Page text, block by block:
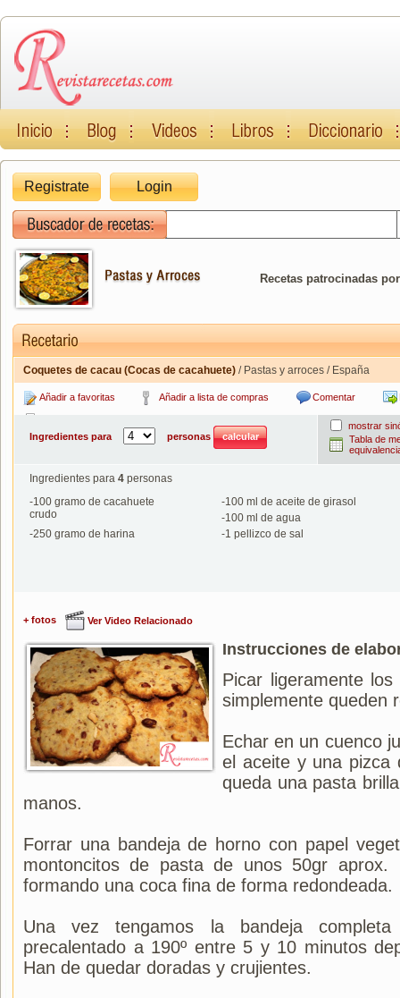
Registrate Login
Recetas patrocinadas
Coquetes de cacau (Cocas de cacahuete) / Pastas y arroces / España
Añadir a favoritas Añadir a lista de compras Comentar
Ingredientes para
personas
mostrar
Tabla de
Ingredientes para 4 personas
-100 gramo de cacahuete
crudo
-100 ml de aceite de girasol
-100 ml de agua
-250 gramo de harina -1 pellizco de sal
+ fotos Ver Video Relacionado
Instrucciones de
Picar ligeramente
simplemente queden
Echar en un cuenco
el aceite y una pizca
queda una pasta
manos.
Forrar una bandeja de horno con papel
montoncitos de pasta de unos 50gr
formando una coca fina de forma redondeada.
Una vez tengamos la bandeja
precalentado a 190º entre 5 y 10 minutos
Han de quedar doradas y crujientes.